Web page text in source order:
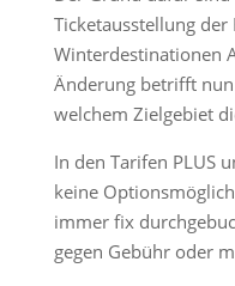
Ticketausstellung
Winterdestinationen
Änderung betrifft
welchem Zielgebiet
In den Tarifen PLUS
keine
immer fix
gegen Gebühr oder